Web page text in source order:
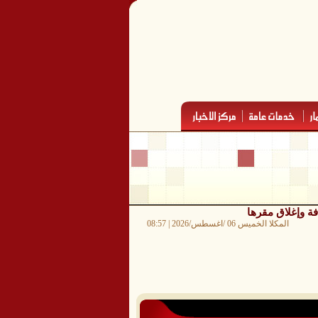
المكلا الخميس 06 /اغسطس/2026 | 08:57